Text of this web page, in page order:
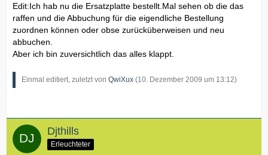
Edit:Ich hab nu die Ersatzplatte bestellt.Mal sehen ob die das
raffen und die Abbuchung für die eigendliche Bestellung
zuordnen können oder obse zurücküberweisen und neu
abbuchen.
Aber ich bin zuversichtlich das alles klappt.
Einmal editiert, zuletzt von QwiXux (10. Dezember 2009 um 13:12)
Djthills
Erleuchteter